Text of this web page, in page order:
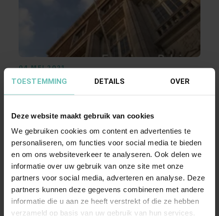
TOESTEMMING DETAILS OVER
Deze website maakt gebruik van cookies
We gebruiken cookies om content en advertenties te
personaliseren, om functies voor social media te bieden
en om ons websiteverkeer te analyseren. Ook delen we
informatie over uw gebruik van onze site met onze
partners voor social media, adverteren en analyse. Deze
partners kunnen deze gegevens combineren met andere
informatie die u aan ze heeft verstrekt of die ze hebben
verzameld op basis van uw gebruik van hun services.
04 MEI 2021
“Paleis met een hoofdletter: Verbouwen &
Verbinden” – aflevering 1
Documentaire